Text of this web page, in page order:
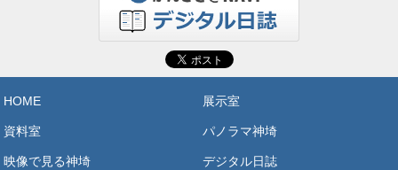
HOME 展示室
資料室 パノラマ神埼
映像で見る神埼 デジタル日誌